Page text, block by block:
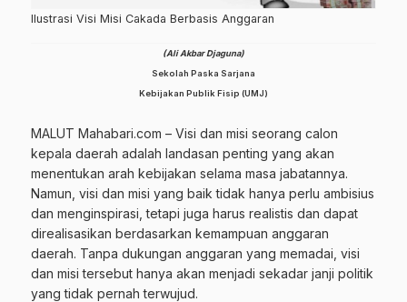
Ilustrasi Visi Misi Cakada Berbasis Anggaran
(Ali Akbar Djaguna)
Sekolah Paska Sarjana
Kebijakan Publik Fisip (UMJ)
MALUT Mahabari.com – Visi dan misi seorang calon
kepala daerah adalah landasan penting yang akan
menentukan arah kebijakan selama masa jabatannya.
Namun, visi dan misi yang baik tidak hanya perlu ambisius
dan menginspirasi, tetapi juga harus realistis dan dapat
direalisasikan berdasarkan kemampuan anggaran
daerah. Tanpa dukungan anggaran yang memadai, visi
dan misi tersebut hanya akan menjadi sekadar janji politik
yang tidak pernah terwujud.